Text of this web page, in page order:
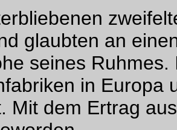
glaubten an
seines
in Europa
Mit dem Ertrag